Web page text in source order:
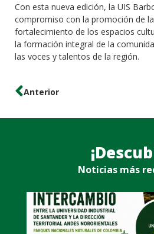
Con esta nueva edición, la UIS
compromiso con la promoción de
fortalecimiento de los espacios
la formación integral de la
las voces y talentos de la región.
Anterior
Noticias más